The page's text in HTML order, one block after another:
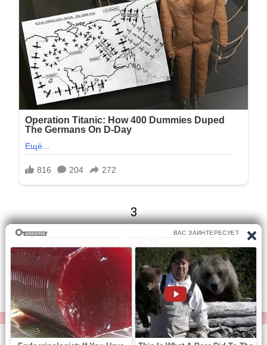
3
Предыдущая 3/41 Следующая
Перейти на страницу: